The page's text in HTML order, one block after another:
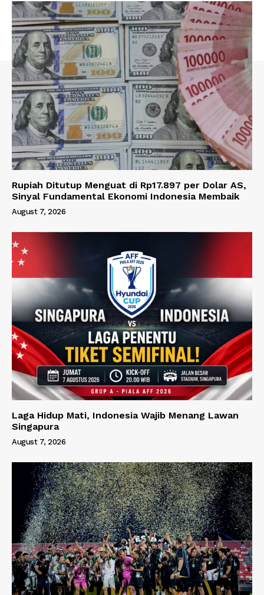
Rupiah Ditutup Menguat di Rp17.897 per Dolar AS,
Sinyal Fundamental Ekonomi Indonesia Membaik
August 7, 2026
Laga Hidup Mati, Indonesia Wajib Menang Lawan
Singapura
August 7, 2026